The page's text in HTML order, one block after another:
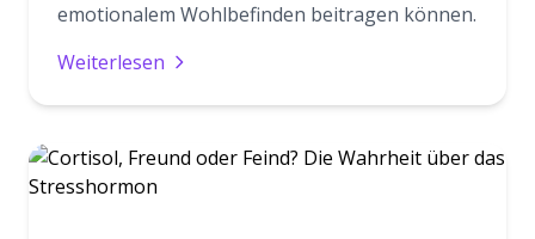
emotionalem Wohlbefinden beitragen können.
Weiterlesen